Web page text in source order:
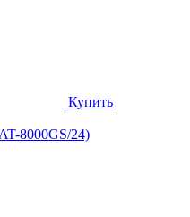
Купить
8000GS/24)